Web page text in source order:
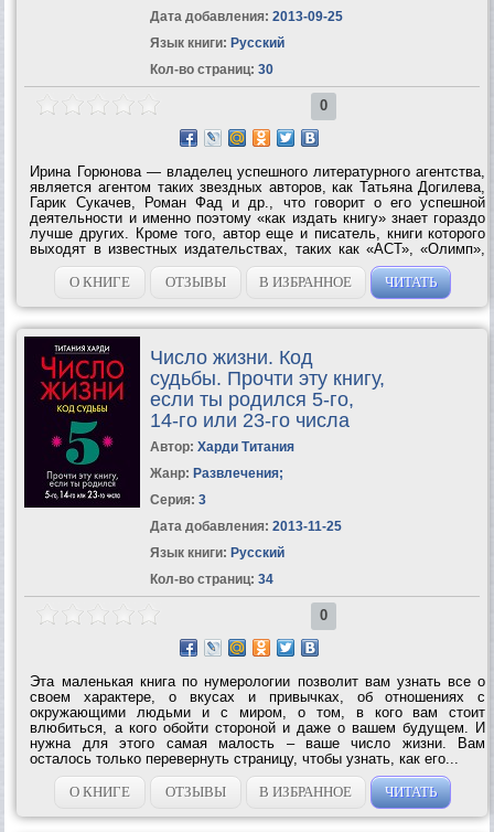
Дата добавления: 2013-09-25
Язык книги: Русский
Кол-во страниц: 30
0
Ирина Горюнова — владелец успешного литературного агентства,
является агентом таких звездных авторов, как Татьяна Догилева,
Гарик Сукачев, Роман Фад и др., что говорит о его успешной
деятельности и именно поэтому «как издать книгу» знает гораздо
лучше других. Кроме того, автор еще и писатель, книги которого
выходят в известных издательствах, таких как «АСТ», «Олимп»,
«ЭКСМО», «Время». В книге дана исчерпывающая информация по
самым...О КНИГЕ ОТЗЫВЫ В ИЗБРАННОЕ ЧИТАТЬ
Число жизни. Код
судьбы. Прочти эту книгу,
если ты родился 5-го,
14-го или 23-го числа
Автор: Харди Титания
Жанр: Развлечения;
Серия: 3
Дата добавления: 2013-11-25
Язык книги: Русский
Кол-во страниц: 34
0
Эта маленькая книга по нумерологии позволит вам узнать все о
своем характере, о вкусах и привычках, об отношениях с
окружающими людьми и с миром, о том, в кого вам стоит
влюбиться, а кого обойти стороной и даже о вашем будущем. И
нужна для этого самая малость – ваше число жизни. Вам
осталось только перевернуть страницу, чтобы узнать, как его...
О КНИГЕ
ОТЗЫВЫ В ИЗБРАННОЕ ЧИТАТЬ